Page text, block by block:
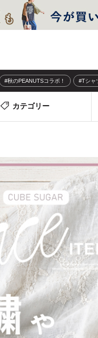
#秋のPEANUTSコラボ！ #Tシャ
カテゴリー